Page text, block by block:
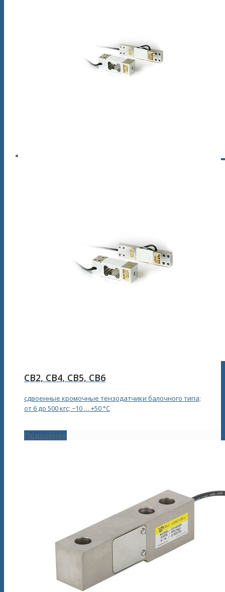
CB2, CB4, CB5, CB6
сдвоенные кромочные тензодатчики балочного типа;
от 6 до 500 кгс; −10 … +50 °С
Подробнее